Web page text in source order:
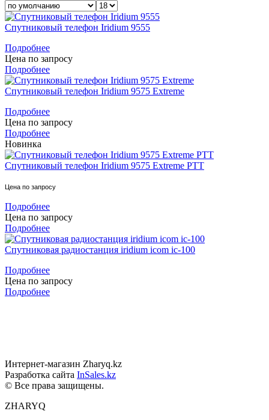
Спутниковый телефон Iridium 9555
Подробнее
Цена по запросу
Подробнее
Спутниковый телефон Iridium 9575 Extreme
Подробнее
Цена по запросу
Подробнее
Новинка
Спутниковый телефон Iridium 9575 Extreme PTT
Цена по запросу
Подробнее
Цена по запросу
Подробнее
Спутниковая радиостанция iridium icom ic-100
Подробнее
Цена по запросу
Подробнее
Интернет-магазин Zharyq.kz
Разработка сайта InSales.kz
© Все права защищены.
ZHARYQ